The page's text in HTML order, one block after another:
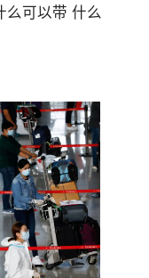
么可以带 什么